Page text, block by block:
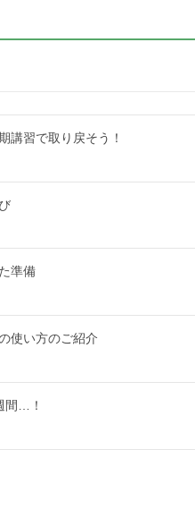
講習で取り戻そう！
準備
使い方のご紹介
間…！